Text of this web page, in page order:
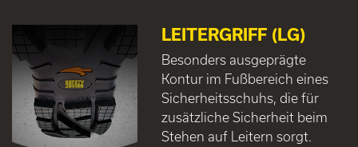
LEITERGRIFF (LG)
Besonders ausgeprägte
Kontur im Fußbereich eines
Sicherheitsschuhs, die für
zusätzliche Sicherheit beim
Stehen auf Leitern sorgt.